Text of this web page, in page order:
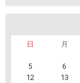
日
月
5
6
12
13